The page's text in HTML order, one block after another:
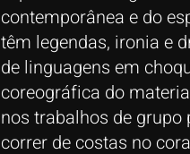
contemporânea e do
têm legendas, ironia e
de linguagens em
coreográfica do
nos trabalhos de grupo
correr de costas no